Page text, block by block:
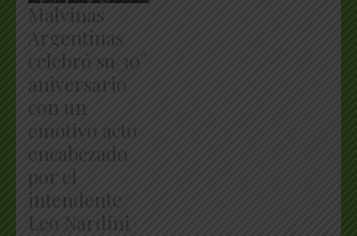
Malvinas
Argentinas
celebró su 30°
aniversario
con un
emotivo acto
encabezado
por el
intendente
Leo Nardini